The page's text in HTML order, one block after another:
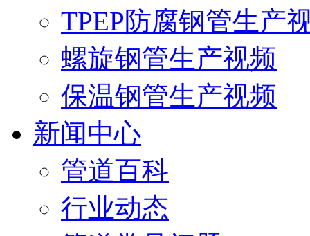
TPEP防腐钢管生产
螺旋钢管生产视频
保温钢管生产视频
新闻中心
管道百科
行业动态